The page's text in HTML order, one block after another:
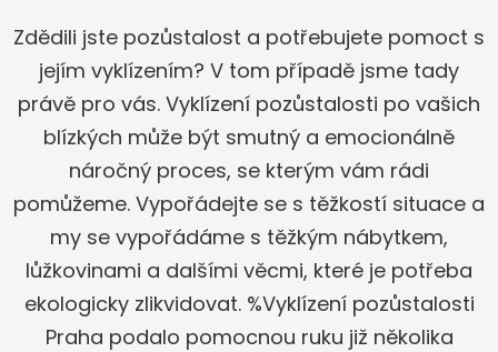
Zdědili jste pozůstalost a potřebujete pomoct s
jejím vyklízením? V tom případě jsme tady
právě pro vás. Vyklízení pozůstalosti po vašich
blízkých může být smutný a emocionálně
náročný proces, se kterým vám rádi
pomůžeme. Vypořádejte se s těžkostí situace a
my se vypořádáme s těžkým nábytkem,
lůžkovinami a dalšími věcmi, které je potřeba
ekologicky zlikvidovat. %Vyklízení pozůstalosti
Praha podalo pomocnou ruku již několika